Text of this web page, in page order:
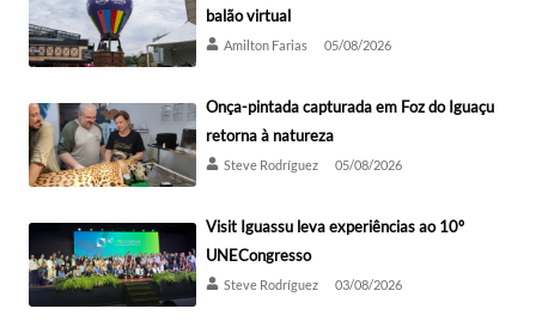
balão virtual
Amilton Farias 05/08/2026
Onça-pintada capturada em Foz do Iguaçu
retorna à natureza
Steve Rodríguez 05/08/2026
Visit Iguassu leva experiências ao 10º
UNECongresso
Steve Rodríguez 03/08/2026